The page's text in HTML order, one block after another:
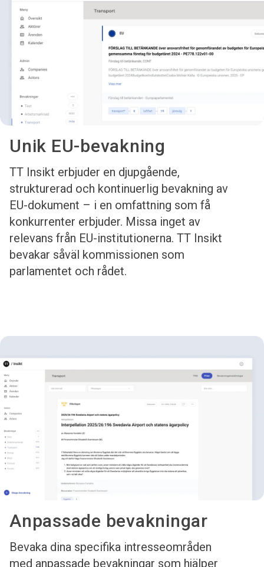
Unik EU-bevakning
TT Insikt erbjuder en djupgående,
strukturerad och kontinuerlig bevakning av
EU-dokument – i en omfattning som få
konkurrenter erbjuder. Missa inget av
relevans från EU-institutionerna. TT Insikt
bevakar såväl kommissionen som
parlamentet och rådet.
Anpassade bevakningar
Bevaka dina specifika intresseområden
med anpassade bevakningar som hjälper